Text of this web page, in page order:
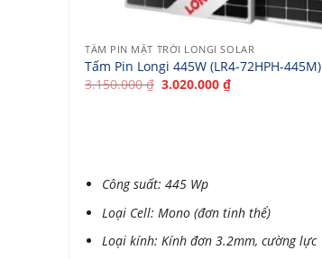
TẤM PIN MẶT TRỜI LONGI SOLAR
Tấm Pin Longi 445W (LR4-72HPH-445M)
3.150.000₫ Giá
3.020.000₫Giá
Công suất: 445 Wp
Loại Cell: Mono (đơn tinh thể)
Loại kính: Kính đơn 3.2mm, cường lực